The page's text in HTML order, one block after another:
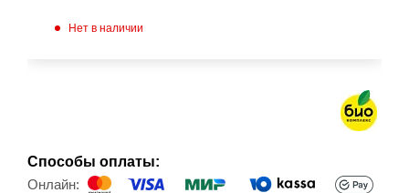
Нет в наличии
Способы оплаты:
Онлайн: